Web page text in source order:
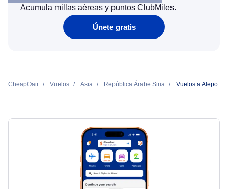
Acumula millas aéreas y puntos ClubMiles.
Únete gratis
CheapOair Vuelos Asia República Árabe Siria Vuelos a Alepo